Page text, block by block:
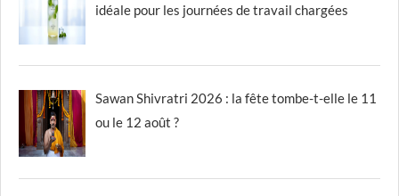
idéale pour les journées de travail chargées
Sawan Shivratri 2026 : la fête tombe-t-elle le 11
ou le 12 août ?